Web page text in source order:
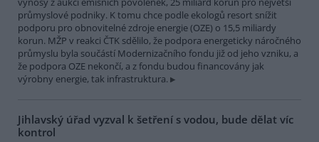
průmyslové podniky. K tomu chce podle ekologů resort snížit
podporu pro obnovitelné zdroje energie (OZE) o 15,5 miliardy
korun. MŽP v reakci ČTK sdělilo, že podpora energeticky náročného
průmyslu byla součástí Modernizačního fondu již od jeho vzniku, a
že podpora OZE nekončí, a z fondu budou financovány jak
výrobny energie, tak infrastruktura.
Jihlavský úřad vyzval k šetření s vodou, bude dělat víc
kontrol